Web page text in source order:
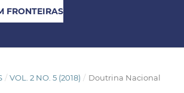
FRONTEIRAS
/ VOL. 2 NO. 5 (2018) / Doutrina Nacional